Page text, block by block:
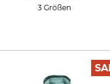
3 Größen